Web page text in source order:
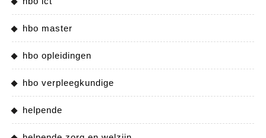
hbo master
hbo opleidingen
hbo verpleegkundige
helpende